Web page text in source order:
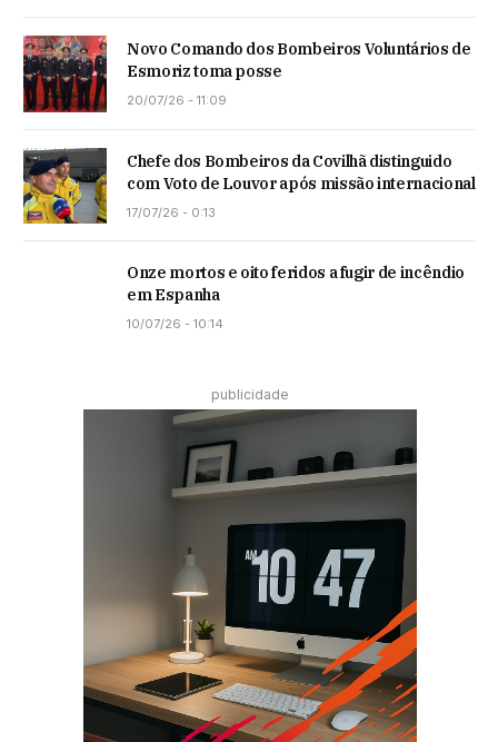
Novo Comando dos Bombeiros Voluntários de
Esmoriz toma posse
20/07/26 - 11:09
Chefe dos Bombeiros da Covilhã distinguido
com Voto de Louvor após missão internacional
17/07/26 - 0:13
Onze mortos e oito feridos a fugir de incêndio
em Espanha
10/07/26 - 10:14
publicidade